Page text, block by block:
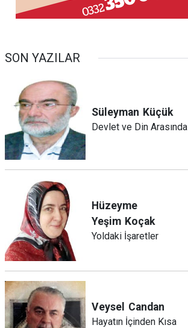
SON YAZILAR
Süleyman Küçük
Devlet ve Din Arasında
Hüzeyme
Yeşim Koçak
Yoldaki İşaretler
Veysel Candan
Hayatın İçinden Kısa